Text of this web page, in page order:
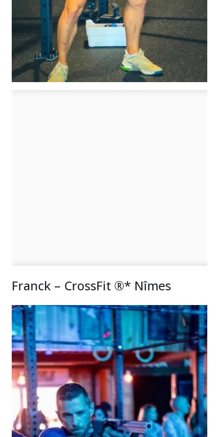
Franck – CrossFit ®* Nîmes